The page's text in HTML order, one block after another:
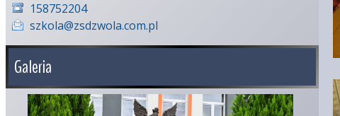
158752204
szkola@zsdzwola.com.pl
Galeria